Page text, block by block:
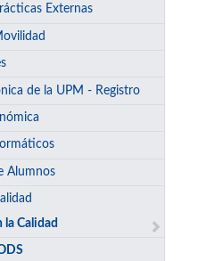
Externas
de la UPM - Registro
Alumnos
Calidad